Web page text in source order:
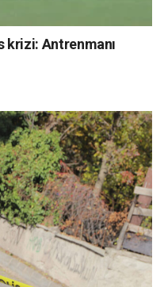
krizi: Antrenmanı